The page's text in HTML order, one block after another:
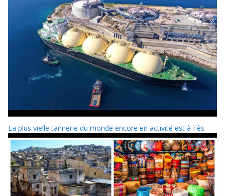
La plus vielle tannerie du monde encore en activité est à Fès